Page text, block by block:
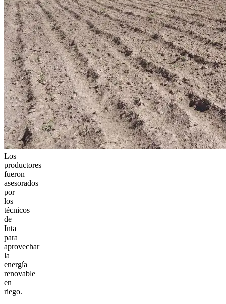
Los
productores
fueron
asesorados
por
los
técnicos
de
Inta
para
aprovechar
la
energía
renovable
en
riego.